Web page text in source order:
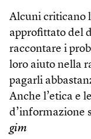
Alcuni criticano
approfittato del
raccontare i
loro aiuto nella
pagarli
Anche l’etica e
d’informazione
gim